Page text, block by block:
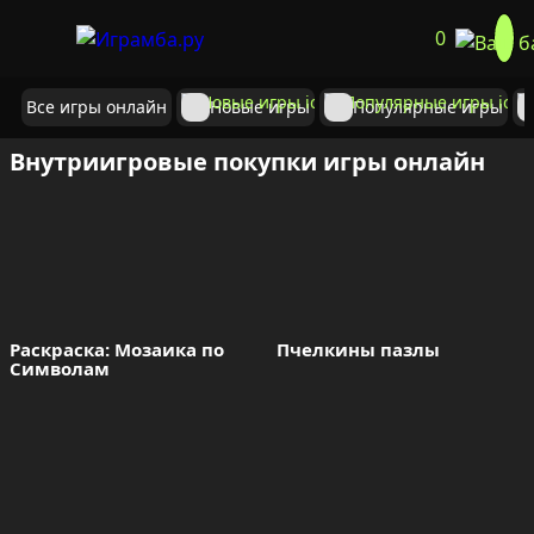
0
Все игры онлайн Новые игры Популярные игры
Внутриигровые покупки игры онлайн
Раскраска: Мозаика по
Символам
Пчелкины пазлы